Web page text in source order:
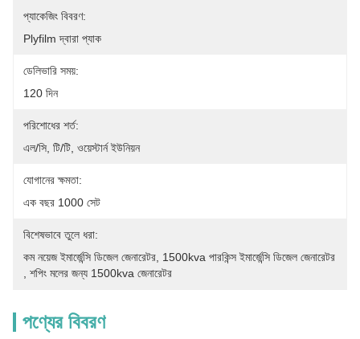
প্যাকেজিং বিবরণ:
Plyfilm দ্বারা প্যাক
ডেলিভারি সময়:
120 দিন
পরিশোধের শর্ত:
এল/সি, টি/টি, ওয়েস্টার্ন ইউনিয়ন
যোগানের ক্ষমতা:
এক বছর 1000 সেট
বিশেষভাবে তুলে ধরা:
কম নয়েজ ইমার্জেন্সি ডিজেল জেনারেটর 1500kva পারকিন্স ইমার্জেন্সি ডিজেল জেনারেটর
শপিং মলের জন্য 1500kva জেনারেটর
পণ্যের বিবরণ